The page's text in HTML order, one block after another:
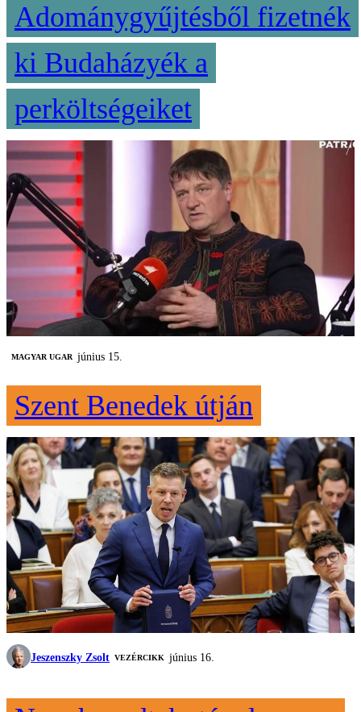
Adománygyűjtésből fizetnék
ki Budaházyék a
perköltségeiket
MAGYAR UGAR június 15.
Szent Benedek útján
Jeszenszky Zsolt VEZÉRCIKK június 16.